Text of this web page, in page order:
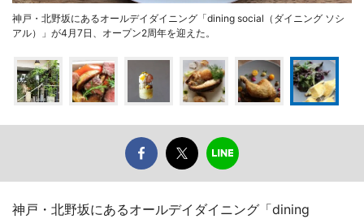
神戸・北野坂にあるオールデイダイニング「dining social（ダイニング ソシ
アル）」が4月7日、オープン2周年を迎えた。
神戸・北野坂にあるオールデイダイニング「dining